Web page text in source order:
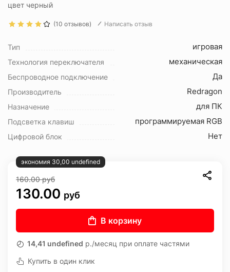
цвет черный
(10 отзывов) Написать отзыв
Тип игровая
Технология переключателя механическая
Беспроводное подключение Да
Производитель Redragon
Назначение для ПК
Подсветка клавиш программируемая RGB
Цифровой блок Нет
экономия 30,00 undefined
160.00руб
130.00 руб
В корзину
14,41 undefined р./месяц при оплате частями
Купить в один клик